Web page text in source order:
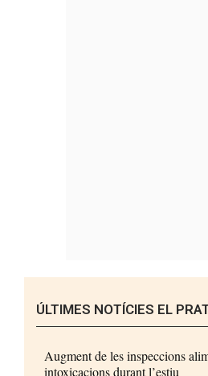
ÚLTIMES NOTÍCIES EL
Augment de les inspeccions
intoxicacions durant l’estiu